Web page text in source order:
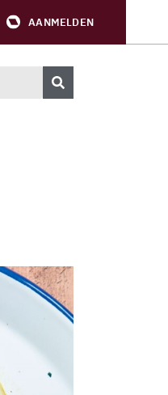
AANMELDEN